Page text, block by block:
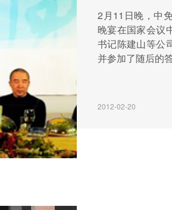
2月11日晚，中
晚宴在国家会议
书记陈建山等公
并参加了随后
2012-02-20